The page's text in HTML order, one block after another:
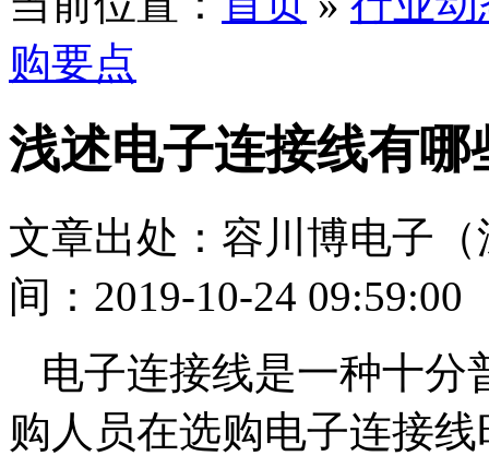
购要点
浅述电子连接线有哪
文章出处：容川博电子
间：2019-10-24 09:59:00
电子连接线是一种十分
购人员在选购电子连接